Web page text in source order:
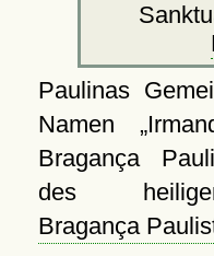
Paulinas
Namen
Bragança
des
Bragança